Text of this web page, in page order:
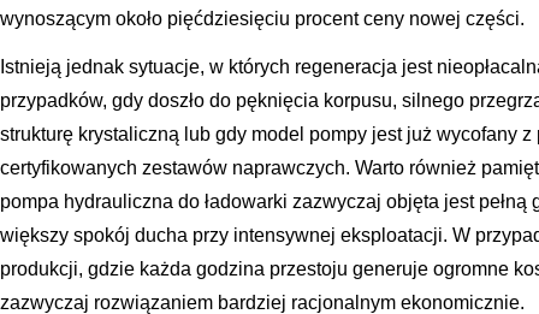
wynoszącym około pięćdziesięciu procent ceny nowej części.
Istnieją jednak sytuacje, w których regeneracja jest
przypadków, gdy doszło do pęknięcia korpusu, silnego
strukturę krystaliczną lub gdy model pompy jest już wycofany
certyfikowanych zestawów naprawczych. Warto również
pompa hydrauliczna do ładowarki zazwyczaj objęta jest
większy spokój ducha przy intensywnej eksploatacji. W
produkcji, gdzie każda godzina przestoju generuje ogromne
zazwyczaj rozwiązaniem bardziej racjonalnym ekonomicznie.